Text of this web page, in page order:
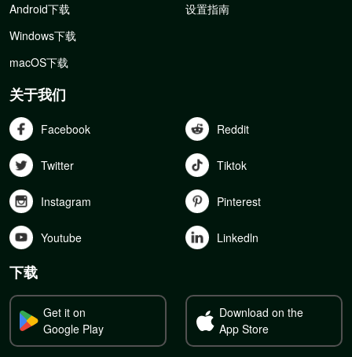
Android下载
Windows下载
macOS下载
设置指南
关于我们
Facebook Reddit
Twitter Tiktok
Instagram Pinterest
Youtube Linkedln
下载
Get it on
Google Play
Download on the
App Store